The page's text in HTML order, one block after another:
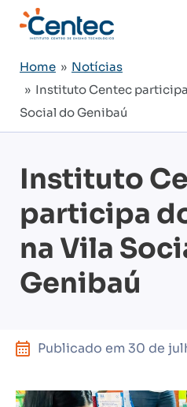
Home » Notícias
» Instituto Centec
Social do Genibaú
Instituto
participa
na Vila
Genibaú
Publicado em 30 de